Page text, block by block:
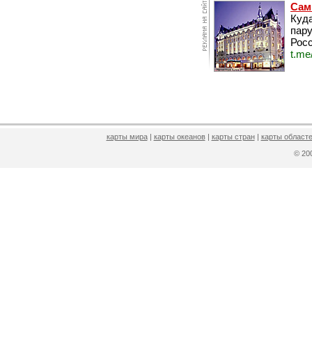
карты мира| карты океанов| карты стран| карты
©